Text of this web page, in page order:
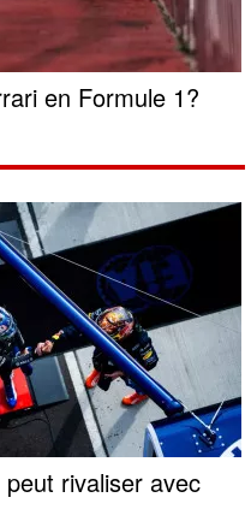
en Formule 1?
rivaliser avec